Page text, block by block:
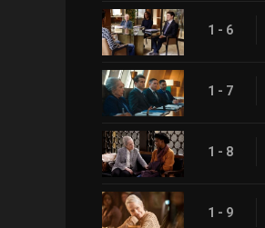
1 - 6
1 - 7
1 - 8
1 - 9